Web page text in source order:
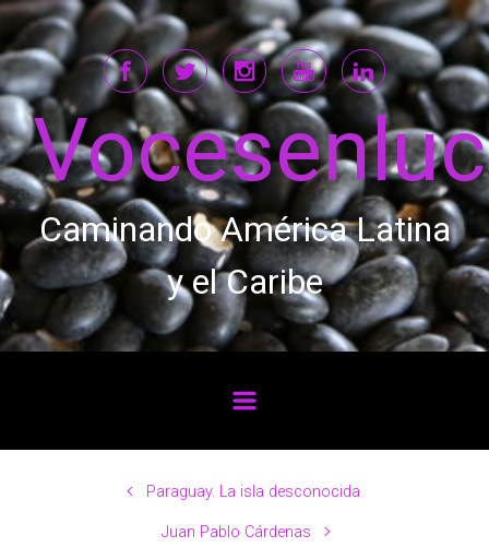
Saltar al contenido principal
Caminando América Latina
y el Caribe
Paraguay. La isla desconocida
Juan Pablo Cárdenas